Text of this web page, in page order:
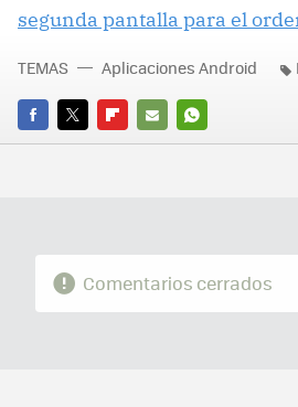
segunda pantalla para el
FACEBOOK
TWITTERFLIPBOARD
E-
WHATSAPP
TEMAS Aplicaciones Android
Comentarios cerrados